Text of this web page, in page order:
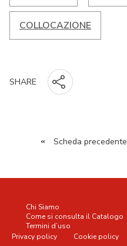
COLLOCAZIONE
SHARE
« Scheda precedente
Chi Siamo
Come si consulta il Catalogo
Termini d’uso
Privacy policy
Cookie policy